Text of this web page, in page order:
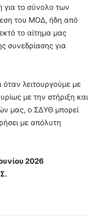
για το σύνολο των
του ΜΟΔ, ήδη από
το αίτημα μας
συνεδρίασης για
όταν λειτουργούμε με
με την στήριξη και
μας, ο ΣΔΥΘ μπορεί
με απόλυτη
2026